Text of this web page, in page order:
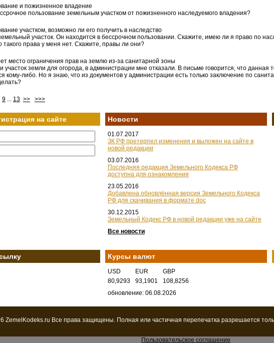
и пожизненное владение
пользование земельным участком от пожизненного наследуемого владения?
участком, возможно ли его получить в наследство
участок. Он находится в бессрочном пользовании. Скажите, имею ли я право по
такого права у меня нет. Скажите, правы ли они?
место ограничения прав на землю из-за санитарной зоны
участок земли для огорода, в администрации мне отказали. В письме говорится, что данная
кому-либо. Но я знаю, что из документов у администрации есть только заключение по
9 ... 13 >> >>>
на сайте Новости
01.07.2017
ЗК РФ претерпел изменения и выложен на сайте в
новой редакции
03.07.2016
Последняя редакция Земельного Кодекса РФ
доступна для ознакомления
23.05.2016
Добавлена обновлённая версия Земельного Кодекса
РФ для скачивания в формате doc
30.12.2015
Земельный Кодекс РФ в новой редакции уже на сайте
Все новости
Курсы валют
USD EUR
GBP
80,9293
93,1901
108,8256
обновление: 06.08.2026
ZemelKodeks.ru Все права защищены. Полная или частичная перепечатка разрешается
Пользовательское соглашение